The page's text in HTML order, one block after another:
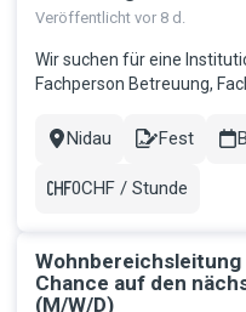
Veröffentlicht vor 8 d.
Wir suchen für eine
Fachperson Betreuung,
mit schweren mehrfachen
sowie Gewährleistung der
Stadt
Nidau
Contract
Fest
Gehalt
0CHF / Stunde
Wohnbereichsleitung
Chance auf den
(M/W/D)